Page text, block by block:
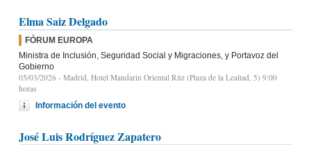
Elma Saiz Delgado
FÓRUM EUROPA
Ministra de Inclusión, Seguridad Social y Migraciones, y Portavoz del
Gobierno
05/03/2026 - Madrid, Hotel Mandarin Oriental Ritz (Plaza de la Lealtad, 5) 9:00
horas
Información del evento
José Luis Rodríguez Zapatero